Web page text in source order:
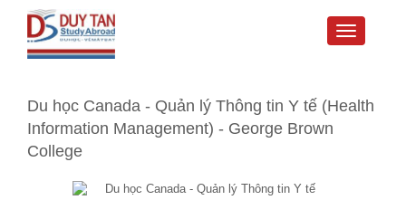
Toggle
Du học Canada - Quản lý Thông tin Y tế (Health
Information Management) - George Brown
College